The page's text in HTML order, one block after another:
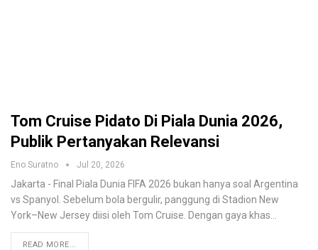
Tom Cruise Pidato Di Piala Dunia 2026,
Publik Pertanyakan Relevansi
Eno Suratno Jul 20, 2026
Jakarta - Final Piala Dunia FIFA 2026 bukan hanya soal Argentina
vs Spanyol. Sebelum bola bergulir, panggung di Stadion New
York–New Jersey diisi oleh Tom Cruise. Dengan gaya khas
READ MORE...